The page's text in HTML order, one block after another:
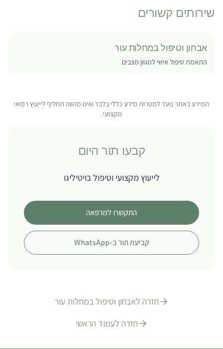
שירותים קשורים
אבחון וטיפול במחלות עור
התאמת טיפול אישי למגוון מצבים
המידע באתר נועד למטרות מידע כללי בלבד ואינו מהווה תחליף לייעוץ רפואי
מקצועי.
קבעו תור היום
לייעוץ מקצועי וטיפול בויטיליגו
התקשרו למרפאה
קביעת תור ב-WhatsApp
חזרה לאבחון וטיפול במחלות עור
חזרה לעמוד הראשי